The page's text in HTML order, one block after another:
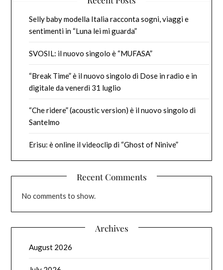
Selly baby modella Italia racconta sogni, viaggi e
sentimenti in “Luna lei mi guarda”
SVOSIL: il nuovo singolo è “MUFASA”
“Break Time” è il nuovo singolo di Dose in radio e in
digitale da venerdì 31 luglio
“Che ridere” (acoustic version) è il nuovo singolo di
Santelmo
Erisu: è online il videoclip di “Ghost of Ninive”
Recent Comments
No comments to show.
Archives
August 2026